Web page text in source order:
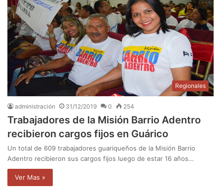
Regionales
administración 31/12/2019 0 254
Trabajadores de la Misión Barrio Adentro
recibieron cargos fijos en Guárico
Un total de 609 trabajadores guariqueños de la Misión Barrio
Adentro recibieron sus cargos fijos luego de estar 16 años…
Ver Mas »